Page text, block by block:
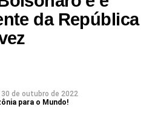
da República
30 de outubro de 2022
para o Mundo!